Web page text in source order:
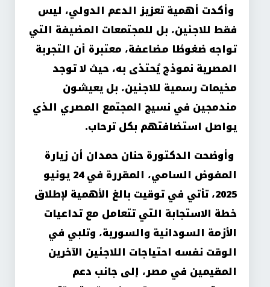
وأكدت أهمية تعزيز الدعم الدولي، ليس
فقط للاجئين، بل للمجتمعات المضيفة التي
تواجه ضغوطًا مضاعفة، معتبرة أن التجربة
المصرية نموذج يُحتذى به، حيث لا توجد
مخيمات رسمية للاجئين، بل يعيشون
مندمجين في نسيج المجتمع المصري الذي
يواصل استضافتهم بكل ترحاب.
وأوضحت الدكتورة حنان حمدان أن زيارة
المفوض السامي، المقررة في 24 يونيو
2025، تأتي في توقيت بالغ الأهمية لإطلاق
خطة الاستجابة التي تتعامل مع تداعيات
الأزمة السودانية والسورية، وتلبي في
الوقت نفسه احتياجات اللاجئين الآخرين
المقيمين في مصر، إلى جانب دعم